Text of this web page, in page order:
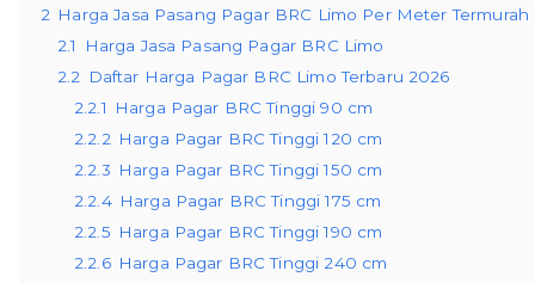
2 Harga Jasa Pasang Pagar BRC Limo Per Meter Termurah
2.1
Harga Jasa Pasang Pagar BRC Limo
2.2 Daftar Harga Pagar BRC Limo Terbaru 2026
2.2.1
Harga Pagar BRC Tinggi 90 cm
2.2.2 Harga Pagar BRC Tinggi 120 cm
2.2.3 Harga Pagar BRC Tinggi 150 cm
2.2.4 Harga Pagar BRC Tinggi 175 cm
2.2.5 Harga Pagar BRC Tinggi 190 cm
2.2.6 Harga Pagar BRC Tinggi 240 cm